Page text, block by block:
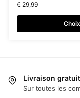
€29,99
Livraison
Sur toutes les